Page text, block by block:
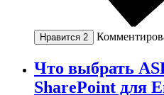
Нравится 2
Что выбрать
SharePoint для